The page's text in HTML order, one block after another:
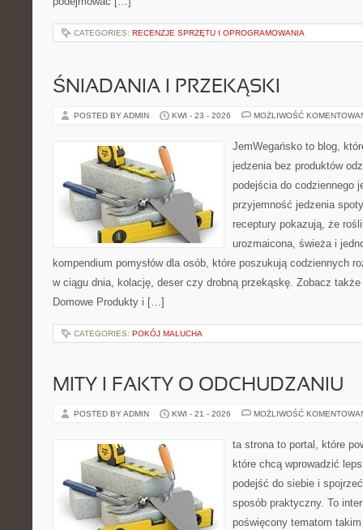
CATEGORIES: RECENZJE SPRZĘTU I OPROGRAMOWANIA
ŚNIADANIA I PRZEKĄSKI
POSTED BY ADMIN KWI - 23 - 2026 MOŻLIWOŚĆ
JemWegańsko to blog,
jedzenia bez produktów
podejścia do codziennego
przyjemność jedzenia
receptury pokazują, że
urozmaicona, świeża i
kompendium pomysłów dla osób, które poszukują codziennych
w ciągu dnia, kolację, deser czy drobną przekąskę. Zobacz
Domowe Produkty i […]
CATEGORIES: POKÓJ MALUCHA
MITY I FAKTY O ODCHUDZANIU
POSTED BY ADMIN KWI - 21 - 2026 MOŻLIWOŚĆ
ta strona to portal, które
które chcą wprowadzić
podejść do siebie i
sposób praktyczny. To
poświęcony tematom